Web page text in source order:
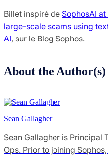
Billet inspiré de SophosAI
large-scale scams using
AI, sur le Blog Sophos.
About the Author(s)
Sean Gallagher
Sean Gallagher is Principal
Ops. Prior to joining